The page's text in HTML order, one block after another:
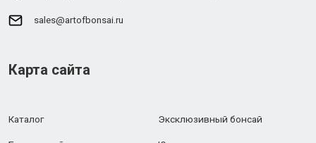
sales@artofbonsai.ru
Карта сайта
Каталог Эксклюзивный бонсай